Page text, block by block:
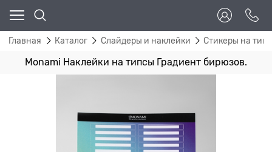
Главная Каталог Слайдеры и наклейки Стикеры на
Monami Наклейки на типсы Градиент бирюзов.